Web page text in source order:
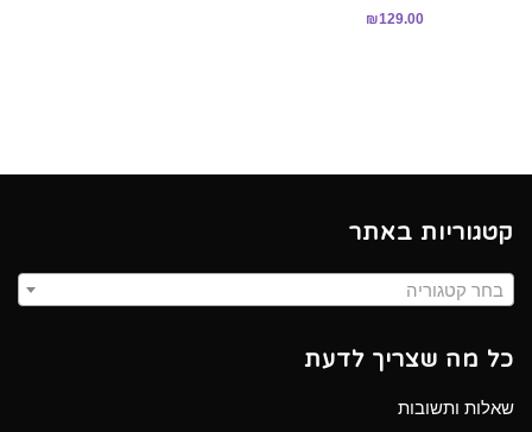
₪129.00
קטגוריות באתר
בחר קטגוריה
כל מה שצריך לדעת
שאלות ותשובות